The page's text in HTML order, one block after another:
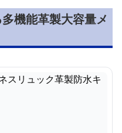
機能革製大容量メ